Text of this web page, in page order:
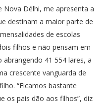
Nova Délhi, me apresenta a
destinam a maior parte de
de escolas
filhos e não pensam em
41 554 lares, a
crescente vanguarda de
“Ficamos bastante
os pais dão aos filhos”, diz